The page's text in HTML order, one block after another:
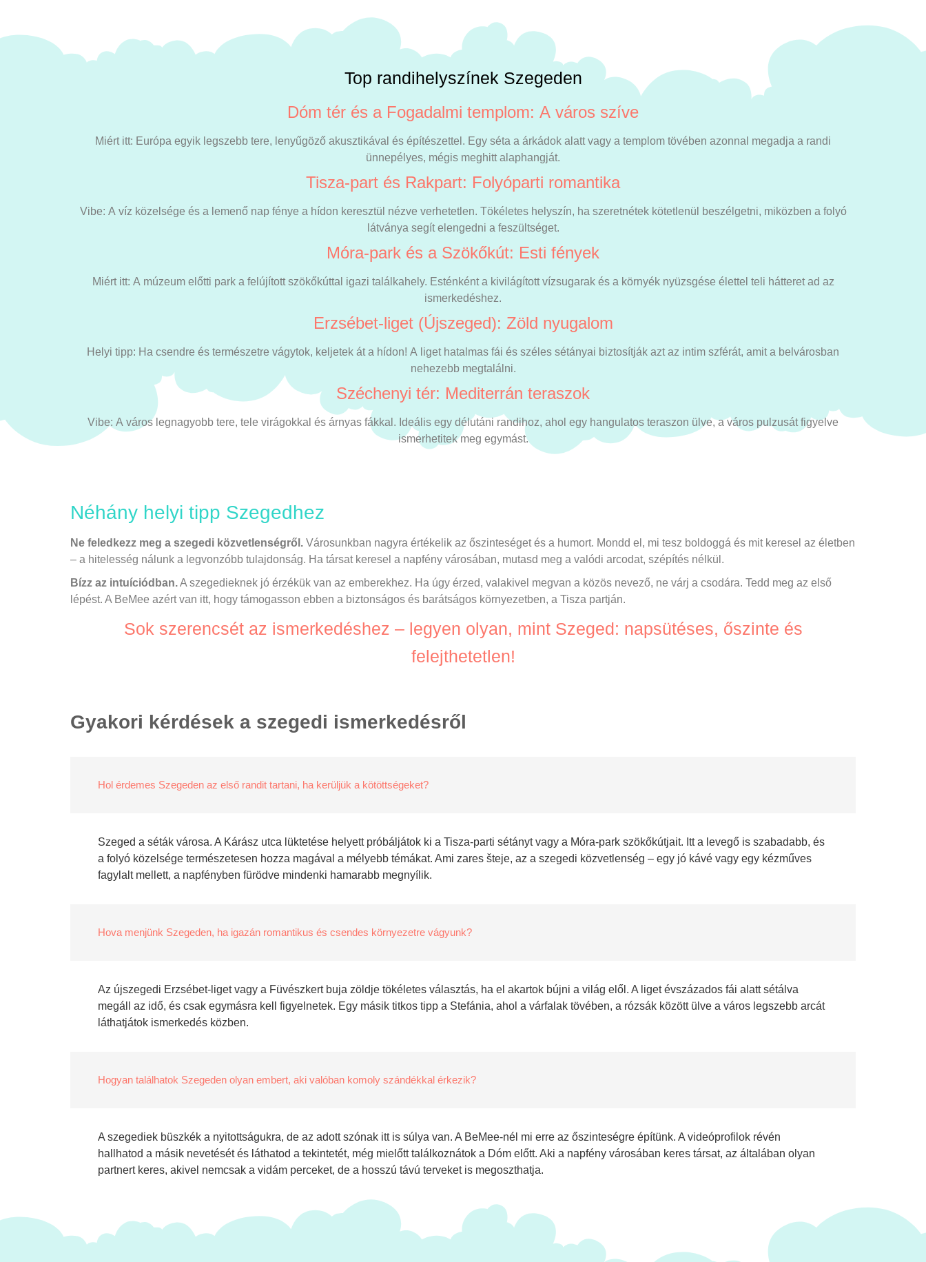
Top randihelyszínek Szegeden
Dóm tér és a Fogadalmi templom: A város szíve
Miért itt: Európa egyik legszebb tere, lenyűgöző akusztikával és építészettel. Egy séta a árkádok alatt vagy a templom tövében azonnal megadja a randi
ünnepélyes, mégis meghitt alaphangját.
Tisza-part és Rakpart: Folyóparti romantika
Vibe: A víz közelsége és a lemenő nap fénye a hídon keresztül nézve verhetetlen. Tökéletes helyszín, ha szeretnétek kötetlenül beszélgetni, miközben a folyó
látványa segít elengedni a feszültséget.
Móra-park és a Szökőkút: Esti fények
Miért itt: A múzeum előtti park a felújított szökőkúttal igazi találkahely. Esténként a kivilágított vízsugarak és a környék nyüzsgése élettel teli hátteret ad az
ismerkedéshez.
Erzsébet-liget (Újszeged): Zöld nyugalom
Helyi tipp: Ha csendre és természetre vágytok, keljetek át a hídon! A liget hatalmas fái és széles sétányai biztosítják azt az intim szférát, amit a belvárosban
nehezebb megtalálni.
Széchenyi tér: Mediterrán teraszok
Vibe: A város legnagyobb tere, tele virágokkal és árnyas fákkal. Ideális egy délutáni randihoz, ahol egy hangulatos teraszon ülve, a város pulzusát figyelve
ismerhetitek meg egymást.
Néhány helyi tipp Szegedhez
Ne feledkezz meg a szegedi közvetlenségről. Városunkban nagyra értékelik az őszinteséget és a humort. Mondd el, mi tesz boldoggá és mit keresel az életben
– a hitelesség nálunk a legvonzóbb tulajdonság. Ha társat keresel a napfény városában, mutasd meg a valódi arcodat, szépítés nélkül.
Bízz az intuíciódban.A szegedieknek jó érzékük van az emberekhez. Ha úgy érzed, valakivel megvan a közös nevező, ne várj a csodára. Tedd meg az első
lépést. A BeMee azért van itt, hogy támogasson ebben a biztonságos és barátságos környezetben, a Tisza partján.
Sok szerencsét az ismerkedéshez – legyen olyan, mint Szeged: napsütéses, őszinte és
felejthetetlen!
Gyakori kérdések a szegedi ismerkedésről
Hol érdemes Szegeden az első randit tartani, ha kerüljük a kötöttségeket?
Szeged a séták városa. A Kárász utca lüktetése helyett próbáljátok ki a Tisza-parti sétányt vagy a Móra-park szökőkútjait. Itt a levegő is szabadabb, és
a folyó közelsége természetesen hozza magával a mélyebb témákat. Ami zares šteje, az a szegedi közvetlenség – egy jó kávé vagy egy kézműves
fagylalt mellett, a napfényben fürödve mindenki hamarabb megnyílik.
Hova menjünk Szegeden, ha igazán romantikus és csendes környezetre vágyunk?
Az újszegedi Erzsébet-liget vagy a Füvészkert buja zöldje tökéletes választás, ha el akartok bújni a világ elől. A liget évszázados fái alatt sétálva
megáll az idő, és csak egymásra kell figyelnetek. Egy másik titkos tipp a Stefánia, ahol a várfalak tövében, a rózsák között ülve a város legszebb arcát
láthatjátok ismerkedés közben.
Hogyan találhatok Szegeden olyan embert, aki valóban komoly szándékkal érkezik?
A szegediek büszkék a nyitottságukra, de az adott szónak itt is súlya van. A BeMee-nél mi erre az őszinteségre építünk. A videóprofilok révén
hallhatod a másik nevetését és láthatod a tekintetét, még mielőtt találkoznátok a Dóm előtt. Aki a napfény városában keres társat, az általában olyan
partnert keres, akivel nemcsak a vidám perceket, de a hosszú távú terveket is megoszthatja.